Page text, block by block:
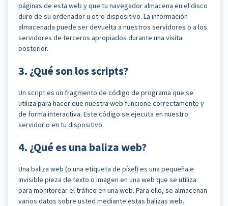
páginas de esta web y que tu navegador almacena en el disco
duro de su ordenador u otro dispositivo. La información
almacenada puede ser devuelta a nuestros servidores o a los
servidores de terceros apropiados durante una visita
posterior.
3. ¿Qué son los scripts?
Un script es un fragmento de código de programa que se
utiliza para hacer que nuestra web funcione correctamente y
de forma interactiva. Este código se ejecuta en nuestro
servidor o en tu dispositivo.
4. ¿Qué es una baliza web?
Una baliza web (o una etiqueta de píxel) es una pequeña e
invisible pieza de texto o imagen en una web que se utiliza
para monitorear el tráfico en una web. Para ello, se almacenan
varios datos sobre usted mediante estas balizas web.